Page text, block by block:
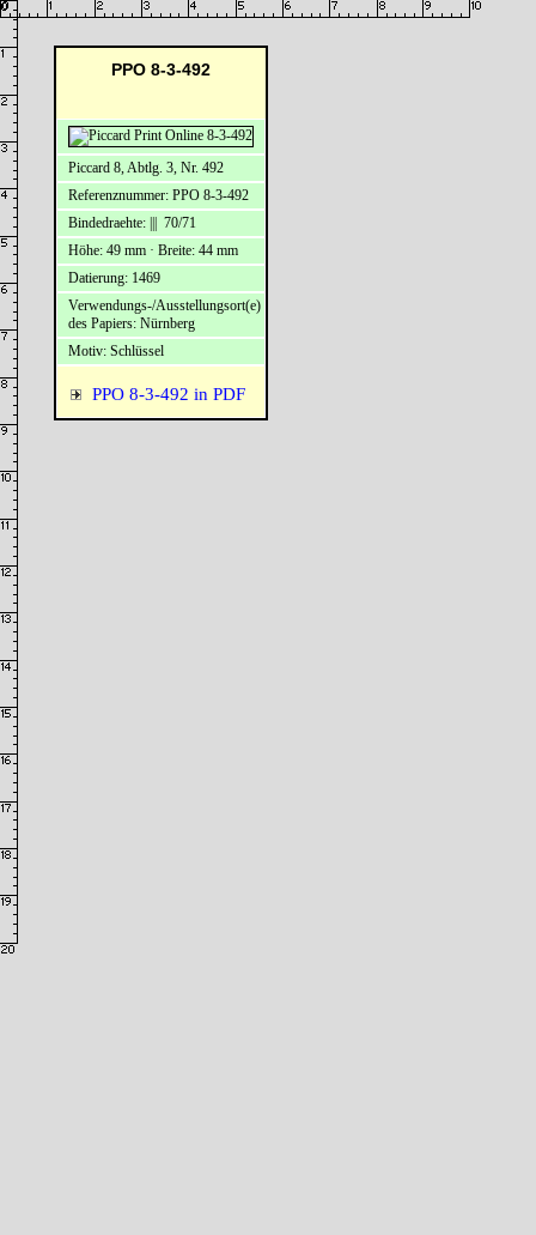
PPO 8-3-492
PPO 8-3-492 in PDF
Piccard 8, Abtlg. 3, Nr. 492
Referenznummer: PPO 8-3-492
Bindedraehte: ||| 70/71
Höhe: 49 mm · Breite: 44 mm
Datierung: 1469
Verwendungs-/Ausstellungsort(e)
des Papiers: Nürnberg
Motiv: Schlüssel